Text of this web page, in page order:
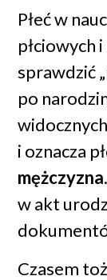
Płeć w
płciowych
sprawdzić
po
i oznacza
mężczyzna
w akt
Czasem